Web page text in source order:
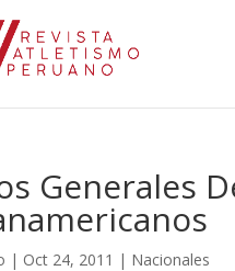
Generales
| Oct 24, 2011 | Nacionales